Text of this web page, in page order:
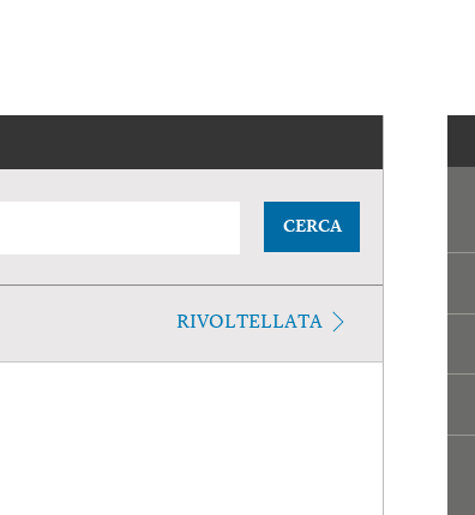
CERCA
RIVOLTELLATA